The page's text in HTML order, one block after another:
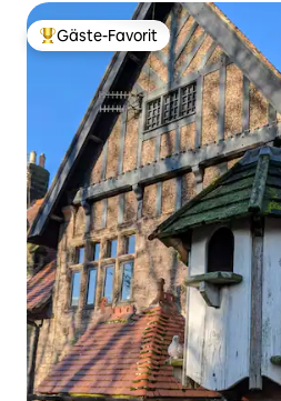
Beliebter Gäste-Favorit.
Gäste-Favorit